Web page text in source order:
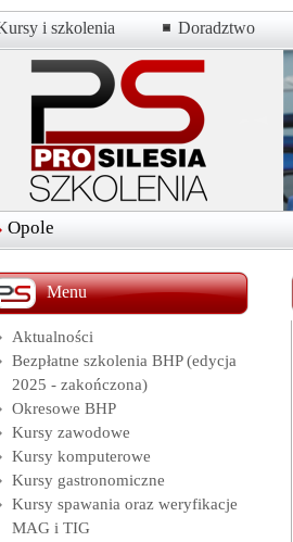
i szkolenia Doradztwo
Opole
Menu
Aktualności
Bezpłatne szkolenia BHP (edycja
2025 - zakończona)
Okresowe BHP
Kursy zawodowe
Kursy komputerowe
Kursy gastronomiczne
Kursy spawania oraz weryfikacje
MAG i TIG